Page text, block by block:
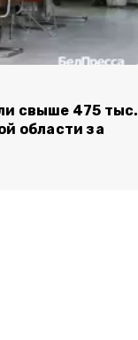
свыше 475 тыс.
области за